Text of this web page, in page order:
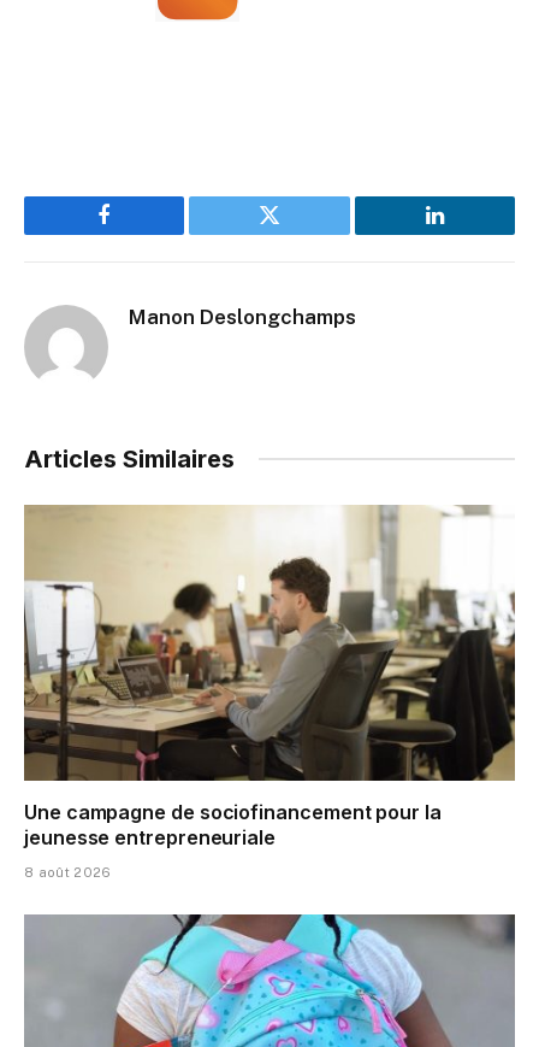
Facebook Twitter LinkedIn
Manon Deslongchamps
Articles Similaires
Une campagne de sociofinancement pour la
jeunesse entrepreneuriale
8 août 2026